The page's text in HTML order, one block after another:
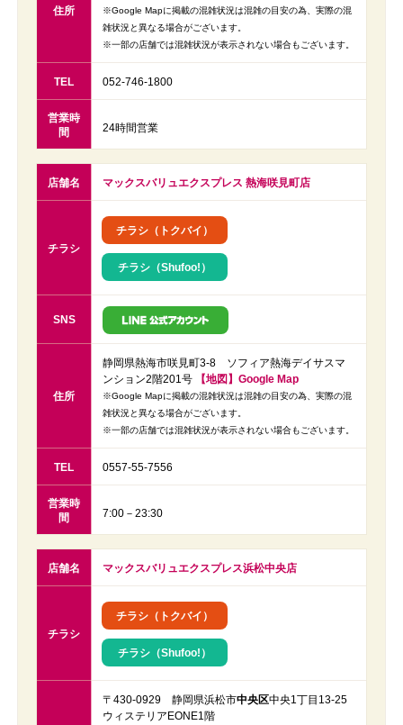
住所
※Google Mapに掲載の混雑状況は混雑の目安の為、実際の混
雑状況と異なる場合がございます。
※一部の店舗では混雑状況が表示されない場合もございます。
TEL 052-746-1800
営業時
間
24時間営業
店舗名 マックスバリュエクスプレス 熱海咲見町店
チラシ
チラシ（トクバイ）
チラシ（Shufoo!）
SNS
住所
静岡県熱海市咲見町3-8 ソフィア熱海デイサスマ
ンション2階201号
【地図】Google Map
※Google Mapに掲載の混雑状況は混雑の目安の為、実際の混
雑状況と異なる場合がございます。
※一部の店舗では混雑状況が表示されない場合もございます。
TEL 0557-55-7556
営業時
間
7:00－23:30
店舗名 マックスバリュエクスプレス浜松中央店
チラシ
チラシ（トクバイ）
チラシ（Shufoo!）
〒430-0929 静岡県浜松市中央区中央1丁目13-25
ウィステリアEONE1階